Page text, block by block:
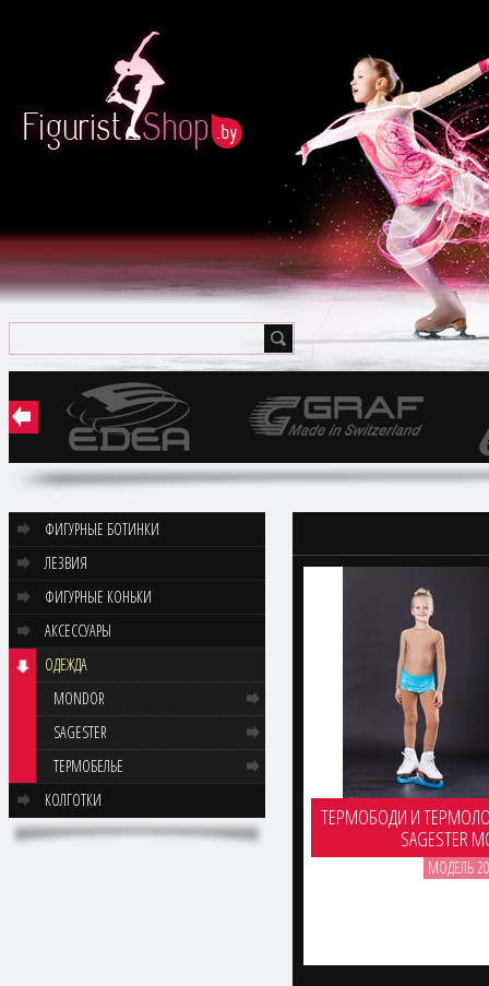
ФИГУРНЫЕ БОТИНКИ
ЛЕЗВИЯ
ФИГУРНЫЕ КОНЬКИ
АКСЕССУАРЫ
ОДЕЖДА
MONDOR
SAGESTER
ТЕРМОБЕЛЬЕ
КОЛГОТКИ
ТЕРМОБОДИ И
SAGESTER
МОДЕЛЬ